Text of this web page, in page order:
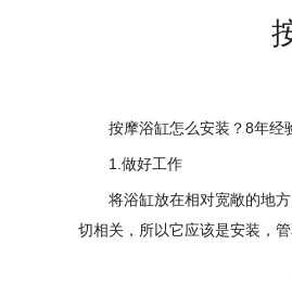
按摩浴缸怎么安装？8年经
1.做好工作
将浴缸放在相对宽敞的地
切相关，所以它应该是安装，管